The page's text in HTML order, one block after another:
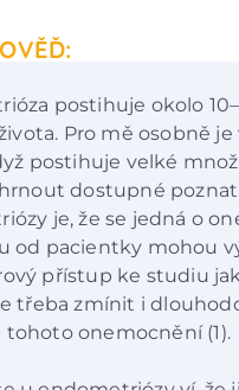
postihuje okolo
Pro mě osobně
postihuje velké
dostupné
je, že se jedná o
od pacientky mohou
přístup ke studiu
třeba zmínit i
onemocnění (1).